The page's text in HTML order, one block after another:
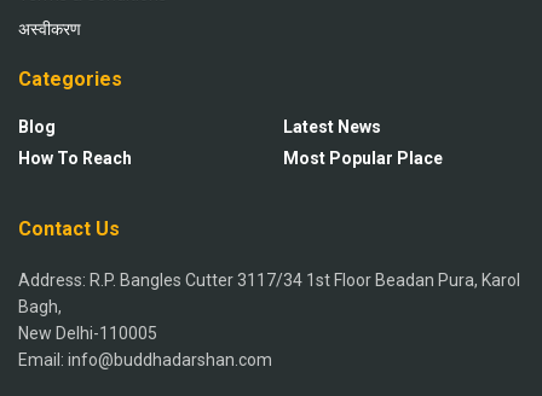
अस्वीकरण
Categories
Blog
How To Reach
Latest News
Most Popular Place
Contact Us
Address: R.P. Bangles Cutter 3117/34 1st Floor Beadan Pura, Karol
Bagh,
New Delhi-110005
Email: info@buddhadarshan.com